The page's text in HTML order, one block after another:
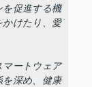
促進する機
けたり、愛
ートウェア
を深め、健康